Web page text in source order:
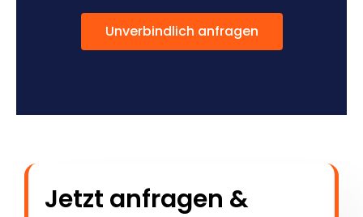
Unverbindlich anfragen
Jetzt anfragen &